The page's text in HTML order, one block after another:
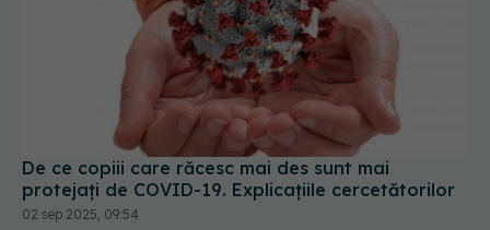
De ce copiii care răcesc mai des sunt mai
protejați de COVID-19. Explicațiile cercetătorilor
02 sep 2025, 09:54